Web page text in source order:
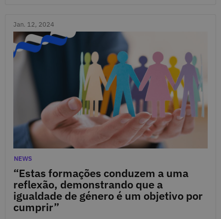
Jan. 12, 2024
“Estas formações conduzem a uma
reflexão, demonstrando que a
igualdade de género é um objetivo por
cumprir”
Jan. 12, 2024
Categories
NEWS